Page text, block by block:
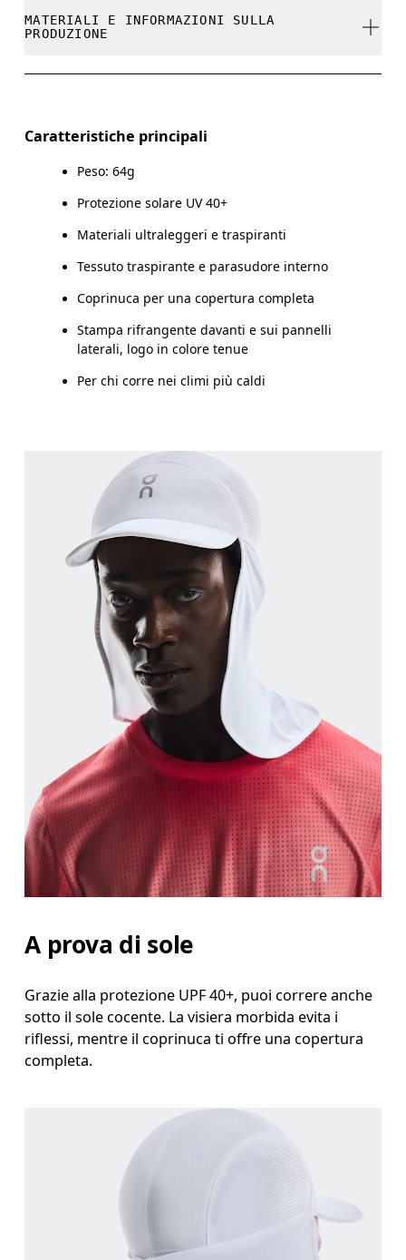
Le tue misure in centimetri
GUIDA ALLE TAGLIE - CAPPELLINI
CIRCONFERENZA TESTA
Scorri in orizzontale per visualizzare la tabella
Circonferenza testa
Partendo dalla fronte e tenendo il metro da sarta parallelo al
pavimento, misura la circonferenza della testa.
cambiati, ma puoi farne il reso e ricevere un
rimborso
Non lavare a secco.
Non stirare.
Lavare a mano a caldo.
MATERIALI E INFORMAZIONI SULLA
PRODUZIONE
Main Fabric: Polyester (recycled) 73%, Elastane 27%.
11%, Elastane 5%.
Caratteristiche principali
Peso: 64g
Protezione solare UV 40+
Materiali ultraleggeri e traspiranti
Tessuto traspirante e parasudore interno
Coprinuca per una copertura completa
Stampa rifrangente davanti e sui pannelli
laterali, logo in colore tenue
Per chi corre nei climi più caldi
A prova di sole
Grazie alla protezione UPF 40+, puoi correre anche
sotto il sole cocente. La visiera morbida evita i
riflessi, mentre il coprinuca ti offre una copertura
completa.